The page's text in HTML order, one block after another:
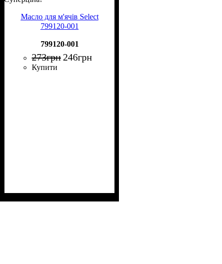
Масло для м'ячів Select
799120-001
799120-001
273грн 246грн
Купити